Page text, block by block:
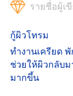
รายชื่อผู้เ
กู้ผิวโทรม
ทำงานเครียด
ช่วยให้ผิวกลับม
มากขึ้น